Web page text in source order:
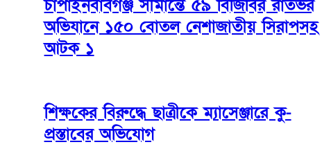
চাঁপাইনবাবগঞ্জ সীমান্তে ৫৯ বিজিবির রাতভর
অভিযানে ১৫০ বোতল নেশাজাতীয় সিরাপসহ
আটক ১
শিক্ষকের বিরুদ্ধে ছাত্রীকে ম্যাসেঞ্জারে কু-
প্রস্তাবের অভিযোগ